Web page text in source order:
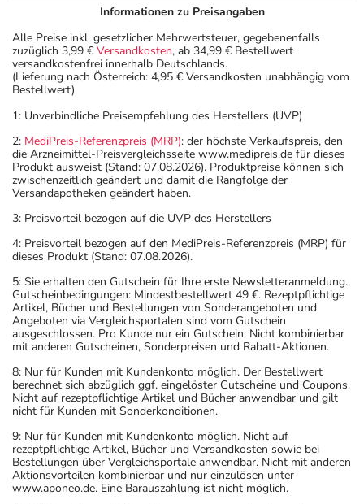
Informationen zu Preisangaben
Alle Preise inkl. gesetzlicher Mehrwertsteuer, gegebenenfalls
zuzüglich 3,99 € Versandkosten, ab 34,99 € Bestellwert
versandkostenfrei innerhalb Deutschlands.
(Lieferung nach Österreich: 4,95 € Versandkosten unabhängig vom
Bestellwert)
1: Unverbindliche Preisempfehlung des Herstellers (UVP)
2: MediPreis-Referenzpreis (MRP): der höchste Verkaufspreis, den
die Arzneimittel-Preisvergleichsseite www.medipreis.de für dieses
Produkt ausweist (Stand: 07.08.2026). Produktpreise können sich
zwischenzeitlich geändert und damit die Rangfolge der
Versandapotheken geändert haben.
3: Preisvorteil bezogen auf die UVP des Herstellers
4: Preisvorteil bezogen auf den MediPreis-Referenzpreis (MRP) für
dieses Produkt (Stand: 07.08.2026).
5: Sie erhalten den Gutschein für Ihre erste Newsletteranmeldung.
Gutscheinbedingungen: Mindestbestellwert 49 €. Rezeptpflichtige
Artikel, Bücher und Bestellungen von Sonderangeboten und
Angeboten via Vergleichsportalen sind vom Gutschein
ausgeschlossen. Pro Kunde nur ein Gutschein. Nicht kombinierbar
mit anderen Gutscheinen, Sonderpreisen und Rabatt-Aktionen.
8: Nur für Kunden mit Kundenkonto möglich. Der Bestellwert
berechnet sich abzüglich ggf. eingelöster Gutscheine und Coupons.
Nicht auf rezeptpflichtige Artikel und Bücher anwendbar und gilt
nicht für Kunden mit Sonderkonditionen.
9: Nur für Kunden mit Kundenkonto möglich. Nicht auf
rezeptpflichtige Artikel, Bücher und Versandkosten sowie bei
Bestellungen über Vergleichsportale anwendbar. Nicht mit anderen
Aktionsvorteilen kombinierbar und nur einzulösen unter
www.aponeo.de. Eine Barauszahlung ist nicht möglich.